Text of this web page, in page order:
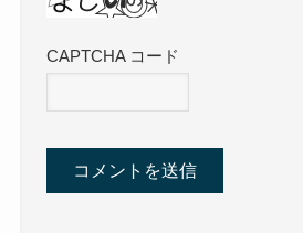
CAPTCHA コード